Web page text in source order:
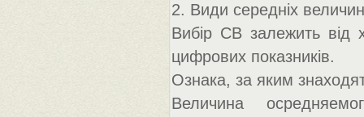
2. Види середніх
Вибір СВ залежить від
цифрових показників.
Ознака, за яким
Величина